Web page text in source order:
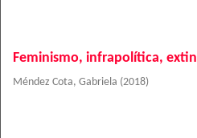
Feminismo, infrapolítica,
Méndez Cota, Gabriela (2018)